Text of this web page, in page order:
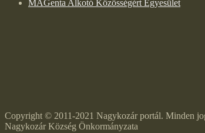
MAGenta Alkotó Közösségért Egyesület
Copyright © 2011-2021 Nagykozár portál. Minden
Nagykozár Község Önkormányzata